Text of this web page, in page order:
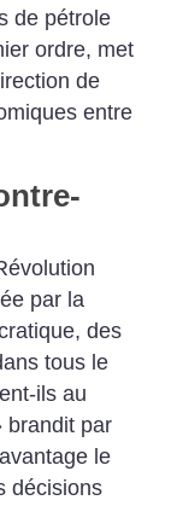
de pétrole
ordre, met
de
entre
par la
des
tous le
ils au
brandit par
le
décisions